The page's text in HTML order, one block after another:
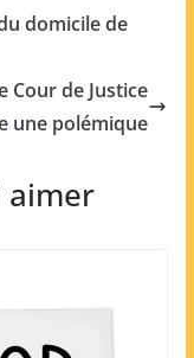
domicile de
Cour de Justice
une polémique
aimer